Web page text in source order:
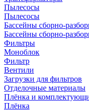
Пылесосы
Пылесосы
Бассейны сборно-
Бассейны сборно-
Фильтры
Моноблок
Фильтр
Вентили
Загрузки для фильтров
Отделочные материалы
Плёнка и
Плёнка